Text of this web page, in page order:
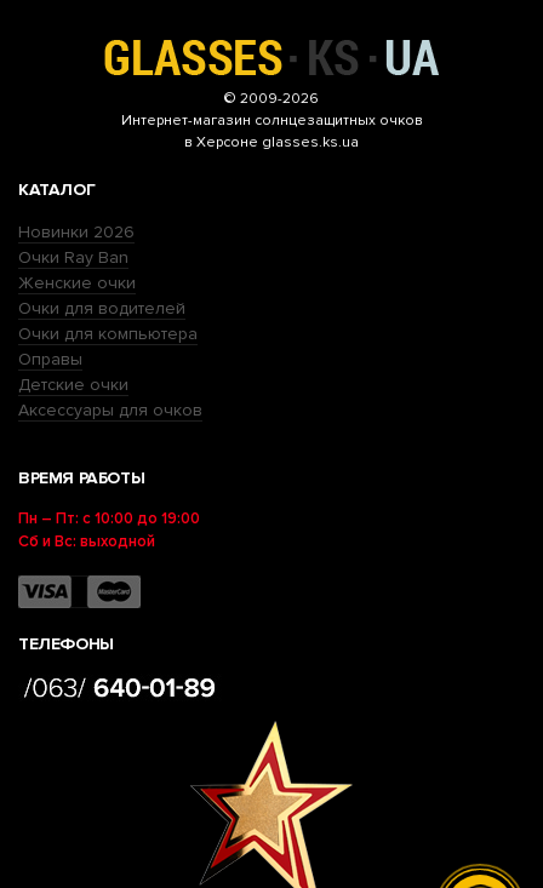
© 2009-2026
Интернет-магазин солнцезащитных очков
в Херсоне glasses.ks.ua
КАТАЛОГ
Новинки 2026
Очки Ray Ban
Женские очки
Очки для водителей
Очки для компьютера
Оправы
Детские очки
Аксессуары для очков
ВРЕМЯ РАБОТЫ
Пн – Пт: с 10:00 до 19:00
Сб и Вс: выходной
ТЕЛЕФОНЫ